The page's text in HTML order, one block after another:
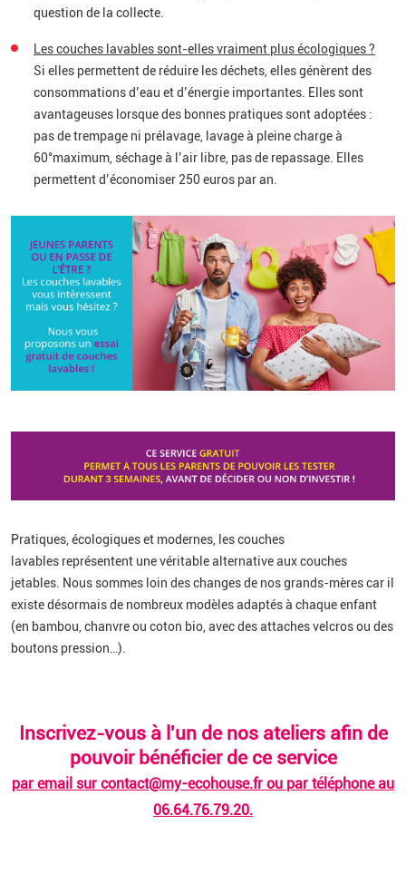
question de la collecte.
Les couches lavables sont-elles vraiment plus écologiques ?
Si elles permettent de réduire les déchets, elles génèrent des
consommations d’eau et d’énergie importantes. Elles sont
avantageuses lorsque des bonnes pratiques sont adoptées :
pas de trempage ni prélavage, lavage à pleine charge à
60°maximum, séchage à l’air libre, pas de repassage. Elles
permettent d’économiser 250 euros par an.
Pratiques, écologiques et modernes, les couches
lavables représentent une véritable alternative aux couches
jetables. Nous sommes loin des changes de nos grands-mères car il
existe désormais de nombreux modèles adaptés à chaque enfant
(en bambou, chanvre ou coton bio, avec des attaches velcros ou des
boutons pression…).
Inscrivez-vous à l'un de nos ateliers afin de
pouvoir bénéficier de ce service
par email sur contact@my-ecohouse.fr ou par téléphone au
06.64.76.79.20.